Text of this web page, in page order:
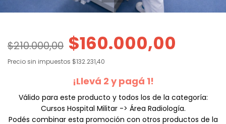
$210.000,00 $160.000,00
Precio sin impuestos $132.231,40
¡Llevá 2 y pagá 1!
Válido para este producto y todos los de la categoría:
Cursos Hospital Militar -> Área Radiología.
Podés combinar esta promoción con otros productos de la